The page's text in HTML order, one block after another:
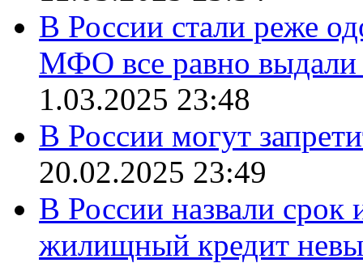
В России стали реже
МФО все равно выдали
1.03.2025 23:48
В России могут
20.02.2025 23:49
В России назвали срок
жилищный кредит